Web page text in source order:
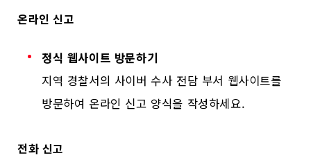
온라인 신고
정식 웹사이트 방문하기
지역 경찰서의 사이버 수사 전담 부서 웹사이트를
방문하여 온라인 신고 양식을 작성하세요.
전화 신고